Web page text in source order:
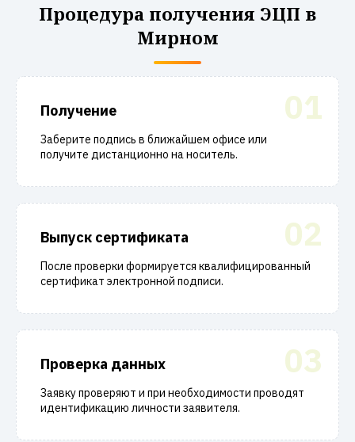
Процедура получения ЭЦП в
Мирном
01
Получение
Заберите подпись в ближайшем офисе или
получите дистанционно на носитель.
02
Выпуск сертификата
После проверки формируется квалифицированный
сертификат электронной подписи.
03
Проверка данных
Заявку проверяют и при необходимости проводят
идентификацию личности заявителя.